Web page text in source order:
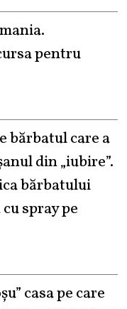
pentru
bărbatul care a
din „iubire”.
bărbatului
spray pe
casa pe care